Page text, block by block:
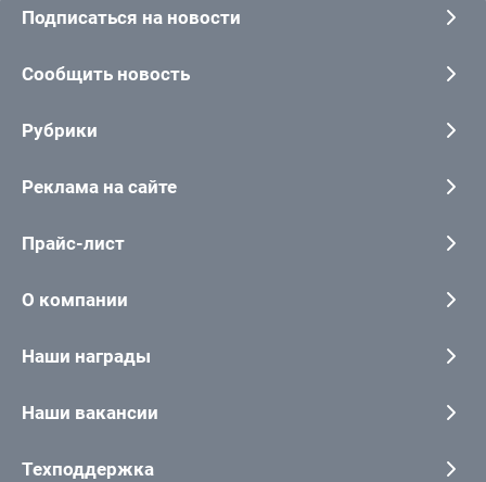
Подписаться на новости
Сообщить новость
Рубрики
Реклама на сайте
Прайс-лист
О компании
Наши награды
Наши вакансии
Техподдержка